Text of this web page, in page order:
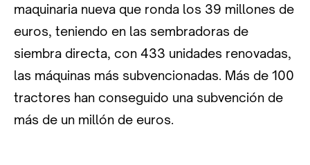
maquinaria nueva que ronda los 39 millones de
euros, teniendo en las sembradoras de
siembra directa, con 433 unidades renovadas,
las máquinas más subvencionadas. Más de 100
tractores han conseguido una subvención de
más de un millón de euros.